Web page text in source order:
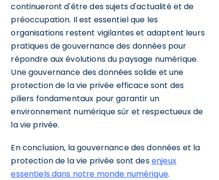
continueront d'être des sujets d'actualité et de
préoccupation. Il est essentiel que les
organisations restent vigilantes et adaptent leurs
pratiques de gouvernance des données pour
répondre aux évolutions du paysage numérique.
Une gouvernance des données solide et une
protection de la vie privée efficace sont des
piliers fondamentaux pour garantir un
environnement numérique sûr et respectueux de
la vie privée.
En conclusion, la gouvernance des données et la
protection de la vie privée sont desenjeux
essentiels dans notre monde numérique.